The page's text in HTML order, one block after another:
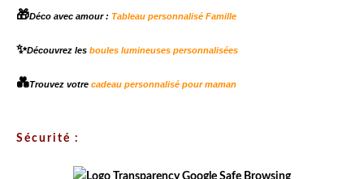
🎁Déco avec amour : Tableau personnalisé Famille
✨Découvrez les boules lumineuses personnalisées
💑Trouvez votre cadeau personnalisé pour maman
Sécurité :